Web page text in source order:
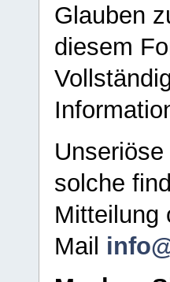
Glauben
diesem
solche
Mitteilung
Mail